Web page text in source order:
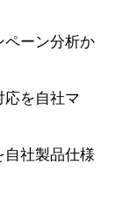
ペーン分析か
応を自社マ
自社製品仕様